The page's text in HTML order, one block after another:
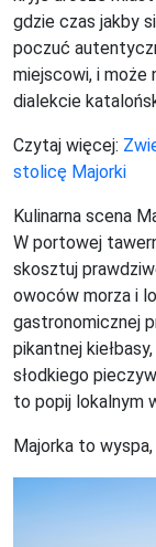
gdzie czas jakby
poczuć
miejscowi, i może
dialekcie
Czytaj więcej:
stolicę Majorki
Kulinarna scena
W portowej
skosztuj
owoców morza i
gastronomicznej
pikantnej
słodkiego
to popij lokalnym
Majorka to